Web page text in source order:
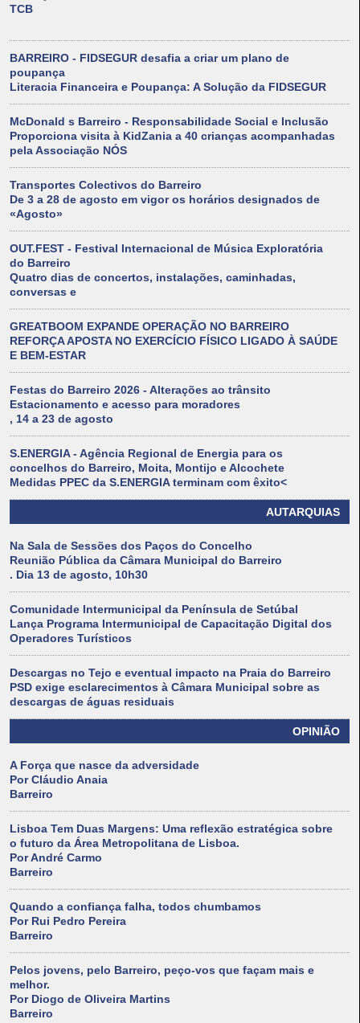
TCB
BARREIRO - FIDSEGUR desafia a criar um plano de
poupança
Literacia Financeira e Poupança: A Solução da FIDSEGUR
McDonald s Barreiro - Responsabilidade Social e Inclusão
Proporciona visita à KidZania a 40 crianças acompanhadas
pela Associação NÓS
Transportes Colectivos do Barreiro
De 3 a 28 de agosto em vigor os horários designados de
«Agosto»
OUT.FEST - Festival Internacional de Música Exploratória
do Barreiro
Quatro dias de concertos, instalações, caminhadas,
conversas e
GREATBOOM EXPANDE OPERAÇÃO NO BARREIRO
REFORÇA APOSTA NO EXERCÍCIO FÍSICO LIGADO À SAÚDE
E BEM-ESTAR
Festas do Barreiro 2026 - Alterações ao trânsito
Estacionamento e acesso para moradores
, 14 a 23 de agosto
S.ENERGIA - Agência Regional de Energia para os
concelhos do Barreiro, Moita, Montijo e Alcochete
Medidas PPEC da S.ENERGIA terminam com êxito<
AUTARQUIAS
Na Sala de Sessões dos Paços do Concelho
Reunião Pública da Câmara Municipal do Barreiro
. Dia 13 de agosto, 10h30
Comunidade Intermunicipal da Península de Setúbal
Lança Programa Intermunicipal de Capacitação Digital dos
Operadores Turísticos
Descargas no Tejo e eventual impacto na Praia do Barreiro
PSD exige esclarecimentos à Câmara Municipal sobre as
descargas de águas residuais
OPINIÃO
A Força que nasce da adversidade
Por Cláudio Anaia
Barreiro
Lisboa Tem Duas Margens: Uma reflexão estratégica sobre
o futuro da Área Metropolitana de Lisboa.
Por André Carmo
Barreiro
Quando a confiança falha, todos chumbamos
Por Rui Pedro Pereira
Barreiro
Pelos jovens, pelo Barreiro, peço-vos que façam mais e
melhor.
Por Diogo de Oliveira Martins
Barreiro